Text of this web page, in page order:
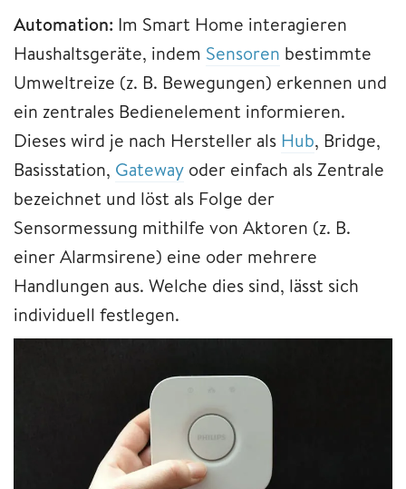
Automation: Im Smart Home interagieren
Haushaltsgeräte, indem Sensoren bestimmte
Umweltreize (z. B. Bewegungen) erkennen und
ein zentrales Bedienelement informieren.
Dieses wird je nach Hersteller als Hub, Bridge,
Basisstation, Gateway oder einfach als Zentrale
bezeichnet und löst als Folge der
Sensormessung mithilfe von Aktoren (z. B.
einer Alarmsirene) eine oder mehrere
Handlungen aus. Welche dies sind, lässt sich
individuell festlegen.